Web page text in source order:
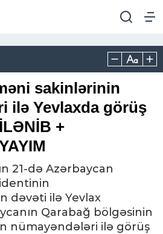
sakinlərinin
ilə Yevlaxda görüş
+
21-də Azərbaycan
dəvəti ilə Yevlax
Qarabağ bölgəsinin
nümayəndələri ilə görüş